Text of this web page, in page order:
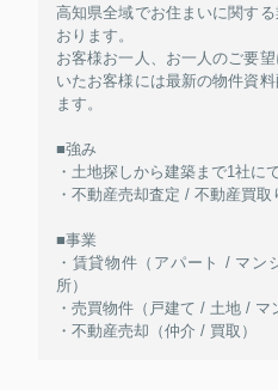
高知県全域でお住まいに関す
おります。
お客様お一人、お一人のご要
いたお客様には最新の物件資
ます。
■強み
・土地探しから建築まで1社に
・不動産売却査定 / 不動産買取
■事業
・賃貸物件（アパート / マ
所）
・売買物件（戸建て / 土地 / マ
・不動産売却（仲介 / 買取）